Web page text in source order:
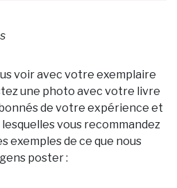
voir avec votre exemplaire
une photo avec votre livre
de votre expérience et
vous recommandez
exemples de ce que nous
poster :